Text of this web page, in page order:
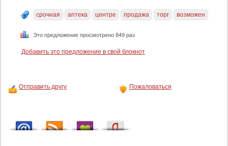
срочная аптека центре продажа торг возможен
Это предложение просмотрено 849 раз
Добавить это предложение в свой блокнот
Отправить другу Пожаловаться